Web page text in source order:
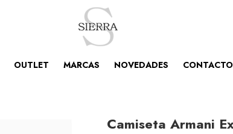
OUTLET MARCAS NOVEDADES CONTACTO
Camiseta Armani